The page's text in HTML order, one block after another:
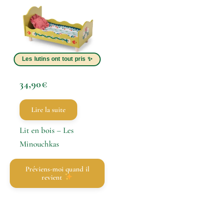
34,90€
Lire la suite
Lit en bois – Les
Minouchkas
Préviens-moi quand il
revient